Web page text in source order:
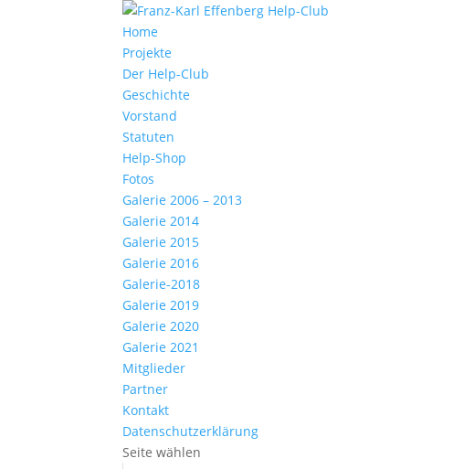
Home
Projekte
Der Help-Club
Geschichte
Vorstand
Statuten
Help-Shop
Fotos
Galerie 2006 – 2013
Galerie 2014
Galerie 2015
Galerie 2016
Galerie-2018
Galerie 2019
Galerie 2020
Galerie 2021
Mitglieder
Partner
Kontakt
Datenschutzerklärung
Seite wählen